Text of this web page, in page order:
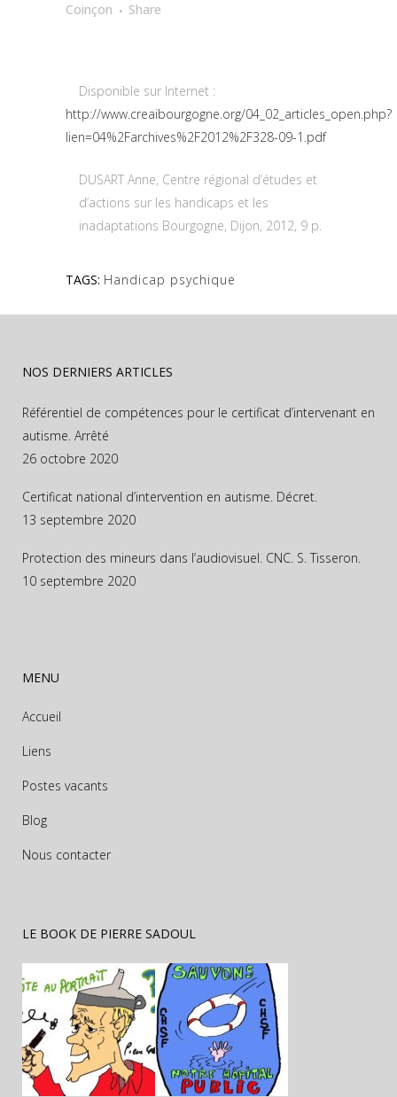
Coinçon
Share
Disponible sur Internet :
http://www.creaibourgogne.org/04_02_articles_open.php?
lien=04%2Farchives%2F2012%2F328-09-1.pdf
DUSART Anne, Centre régional d’études et
d’actions sur les handicaps et les
inadaptations Bourgogne, Dijon, 2012, 9 p.
TAGS: Handicap psychique
NOS DERNIERS ARTICLES
Référentiel de compétences pour le certificat d’intervenant en
autisme. Arrêté
26 octobre 2020
Certificat national d’intervention en autisme. Décret.
13 septembre 2020
Protection des mineurs dans l’audiovisuel. CNC. S. Tisseron.
10 septembre 2020
MENU
Accueil
Liens
Postes vacants
Blog
Nous contacter
LE BOOK DE PIERRE SADOUL